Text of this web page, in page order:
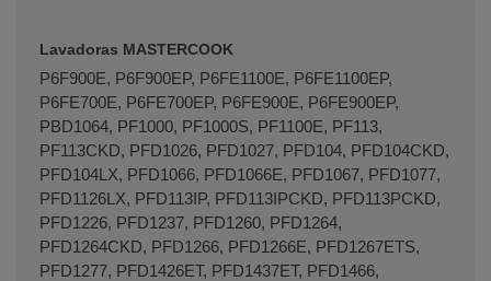
Lavadoras MASTERCOOK
P6F900E, P6F900EP, P6FE1100E, P6FE1100EP,
P6FE700E, P6FE700EP, P6FE900E, P6FE900EP,
PBD1064, PF1000, PF1000S, PF1100E, PF113,
PF113CKD, PFD1026, PFD1027, PFD104, PFD104CKD,
PFD104LX, PFD1066, PFD1066E, PFD1067, PFD1077,
PFD1126LX, PFD113IP, PFD113IPCKD, PFD113PCKD,
PFD1226, PFD1237, PFD1260, PFD1264,
PFD1264CKD, PFD1266, PFD1266E, PFD1267ETS,
PFD1277, PFD1426ET, PFD1437ET, PFD1466,